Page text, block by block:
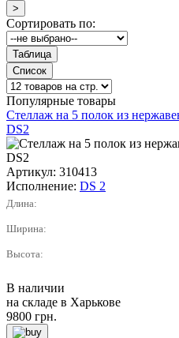
Сортировать по:
Популярные товары
Стеллаж на 5 полок из
DS2
Артикул: 310413
Исполнение: DS 2
Длина:
Ширина:
Высота:
В наличии
на складе в Харькове
9800 грн.